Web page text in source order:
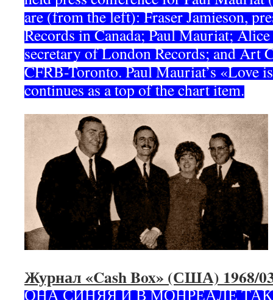
are (from the left): Fraser Jamieson,
Records in Canada; Paul Mauriat;
secretary of London Records; and Art
CFRB-Toronto. Paul Mauriat’s «Love
continues as a top of the chart item.
Журнал «Cash Box» (США) 1968/
ОНА СИНЯЯ И В МОНРЕАЛЕ